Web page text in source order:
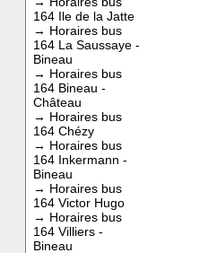
164 Ile de la Jatte
→ Horaires bus
164 La Saussaye -
Bineau
→ Horaires bus
164 Bineau -
Château
→ Horaires bus
164 Chézy
→ Horaires bus
164 Inkermann -
Bineau
→ Horaires bus
164 Victor Hugo
→ Horaires bus
164 Villiers -
Bineau